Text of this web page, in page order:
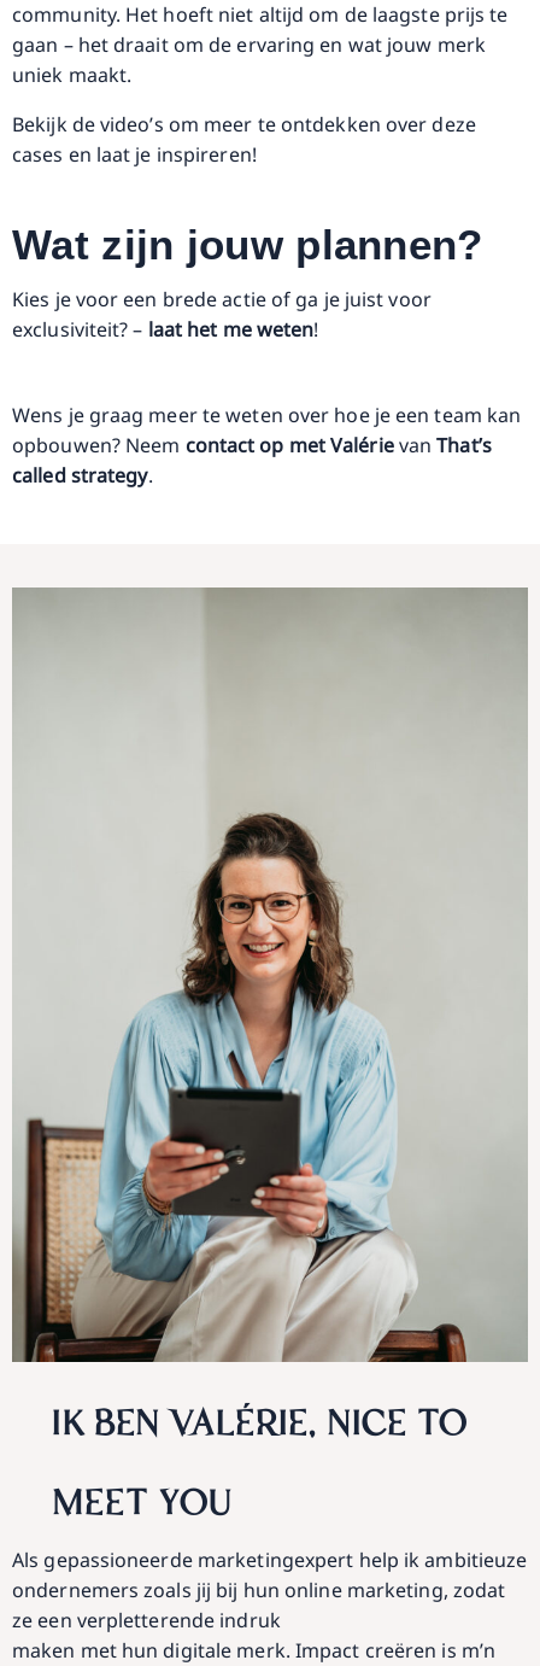
community. Het hoeft niet altijd om de laagste prijs te
gaan – het draait om de ervaring en wat jouw merk
uniek maakt.
Bekijk de video’s om meer te ontdekken over deze
cases en laat je inspireren!
Wat zijn jouw plannen?
Kies je voor een brede actie of ga je juist voor
exclusiviteit? – laat het me weten!
Wens je graag meer te weten over hoe je een team kan
opbouwen? Neem contact op met ValérievanThat’s
called strategy.
IK BEN VALÉRIE, NICE TO
MEET YOU
Als gepassioneerde marketingexpert help ik ambitieuze
ondernemers zoals jij bij hun online marketing, zodat
ze een verpletterende indruk
maken met hun digitale merk. Impact creëren is m’n